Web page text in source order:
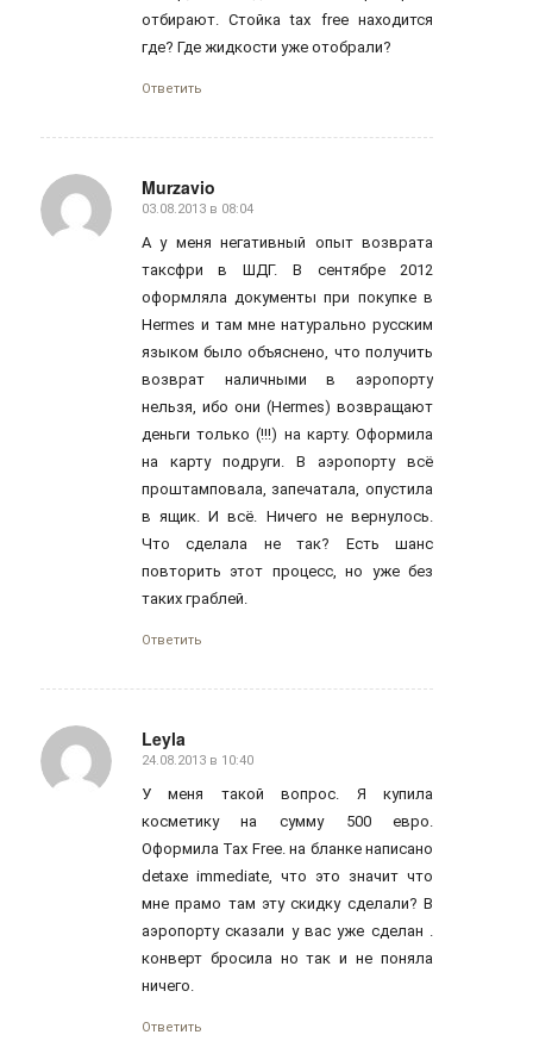
отбирают. Стойка tax free находится
где? Где жидкости уже отобрали?
Ответить
Murzavio
говорит:
03.08.2013 в 08:04
А у меня негативный опыт возврата
таксфри в ШДГ. В сентябре 2012
оформляла документы при покупке в
Hermes и там мне натурально русским
языком было объяснено, что получить
возврат наличными в аэропорту
нельзя, ибо они (Hermes) возвращают
деньги только (!!!) на карту. Оформила
на карту подруги. В аэропорту всё
проштамповала, запечатала, опустила
в ящик. И всё. Ничего не вернулось.
Что сделала не так? Есть шанс
повторить этот процесс, но уже без
таких граблей.
Ответить
Leyla
говорит:
24.08.2013 в 10:40
У меня такой вопрос. Я купила
косметику на сумму 500 евро.
Оформила Tax Free. на бланке написано
detaxe immediate, что это значит что
мне прамо там эту скидку сделали? В
аэропорту сказали у вас уже сделан .
конверт бросила но так и не поняла
ничего.
Ответить